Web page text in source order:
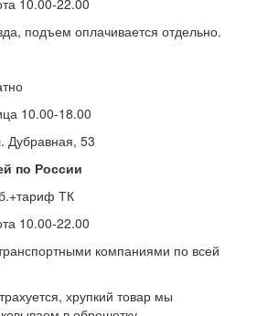
10.00-22.00
подъем оплачивается отдельно.
10.00-18.00
Дубравная, 53
по России
ТК
10.00-22.00
компаниями по всей
хрупкий товар мы